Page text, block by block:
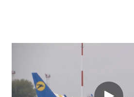
Архів
Послуги